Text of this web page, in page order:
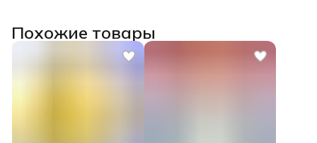
Похожие товары